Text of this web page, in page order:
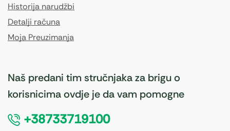
Historija narudžbi
Detalji računa
Moja Preuzimanja
Naš predani tim stručnjaka za brigu o
korisnicima ovdje je da vam pomogne
+38733719100